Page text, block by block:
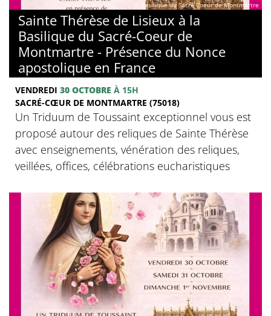
© Basilique du Sacré-Coeur de Montmartre
Sainte Thérèse de Lisieux à la
Basilique du Sacré-Coeur de
Montmartre - Présence du Nonce
apostolique en France
VENDREDI 30 OCTOBRE À 15H
SACRÉ-CŒUR DE MONTMARTRE (75018)
Un Triduum de Toussaint exceptionnel vous est
proposé autour des reliques de Sainte Thérèse
avec enseignements, vénération des reliques,
veillées, offices, célébrations eucharistiques